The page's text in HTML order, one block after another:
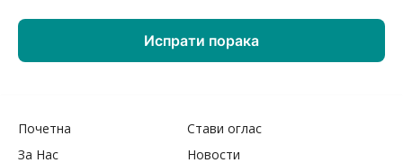
Почетна
Стави оглас
За Нас
Новости